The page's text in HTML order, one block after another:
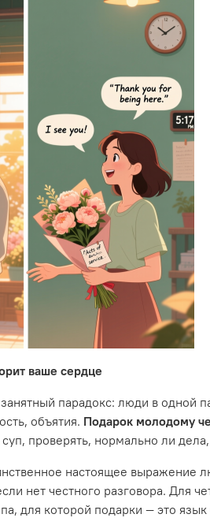
ваше сердце
парадокс: люди в одной
объятия. Подарок молодому
проверять, нормально ли
настоящее выражение
нет честного разговора.
для которой подарки — это